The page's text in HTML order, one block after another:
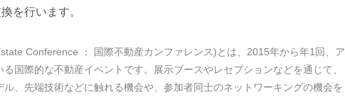
を行います。
Conference ： 国際不動産カンファレンス)とは、2015年から年1回、ア
国際的な不動産イベントです。展示ブースやレセプションなどを通じて、
、先端技術などに触れる機会や、参加者同士のネットワーキングの機会を